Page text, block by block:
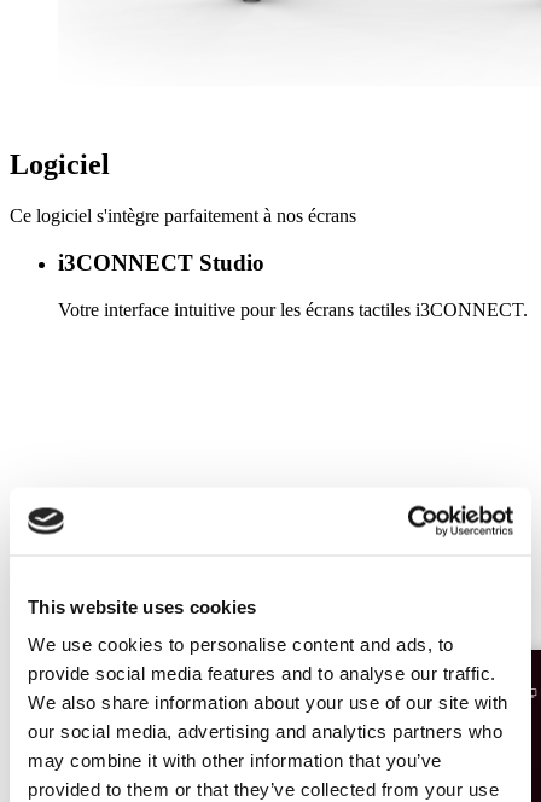
This website uses cookies
We use cookies to personalise content and ads, to
provide social media features and to analyse our traffic.
We also share information about your use of our site with
our social media, advertising and analytics partners who
may combine it with other information that you’ve
provided to them or that they’ve collected from your use
Logiciel
Ce logiciel s'intègre parfaitement à nos écrans
i3CONNECT Studio
Votre interface intuitive pour les écrans tactiles i3CONNECT.